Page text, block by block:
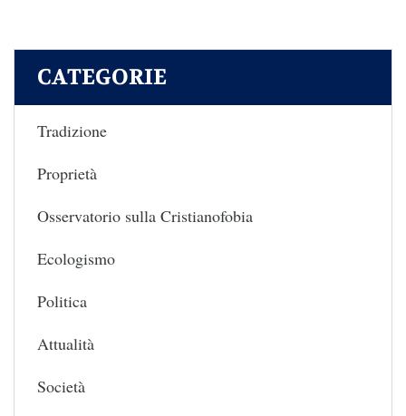
CATEGORIE
Tradizione
Proprietà
Osservatorio sulla Cristianofobia
Ecologismo
Politica
Attualità
Società